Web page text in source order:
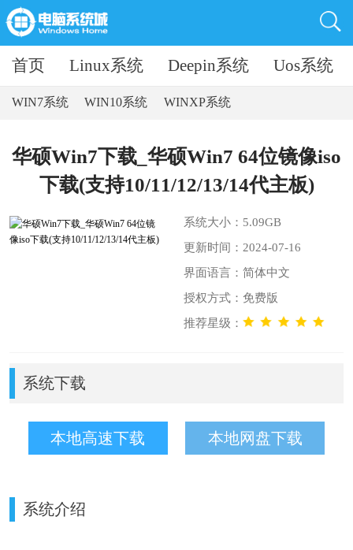
首页 Linux系统 Deepin系统 Uos系统
WIN7系统 WIN10系统 WINXP系统
华硕Win7下载_华硕Win7 64位镜像iso
下载(支持10/11/12/13/14代主板)
系统大小：5.09GB
更新时间：2024-07-16
界面语言：简体中文
授权方式：免费版
推荐星级：
系统下载
本地高速下载 本地网盘下载
系统介绍